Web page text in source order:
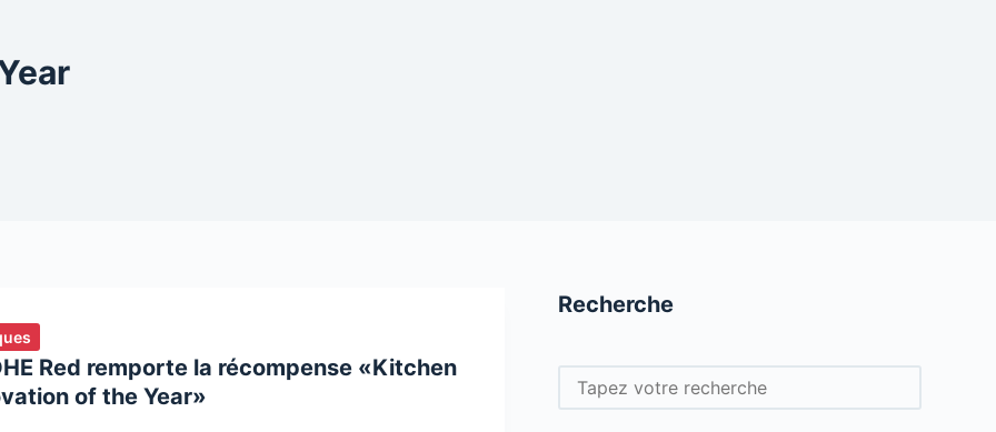
Red remporte la récompense «Kitchen
of the Year»
Recherche
Rechercher